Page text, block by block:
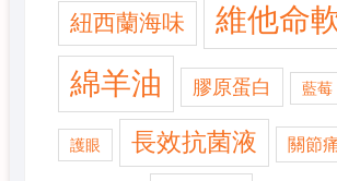
紐西蘭海味 維他命
綿羊油 膠原蛋白 藍莓
護眼 長效抗菌液 關節